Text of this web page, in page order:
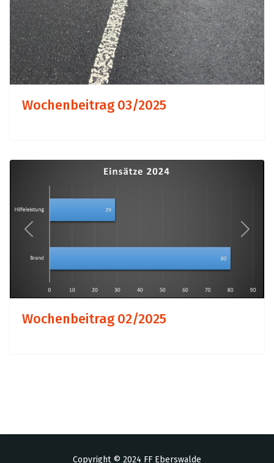
Wochenbeitrag 03/2025
Previous Next
Wochenbeitrag 02/2025
Copyright © 2024 FF Eberswalde